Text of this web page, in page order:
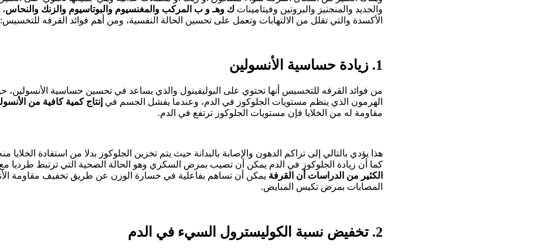
والحديد والمنجنيز والبروتين وفيتامينات ك وهـ و ب المركب والمغنسيوم والبوتاسيوم والزنك والنحاس
الأكسدة والتي تقلل من الالتهابات وتعمل على تحسين الحالة النفسية، ومن أهم فوائد القرفه للتخسيس:
1. زيادة حساسية الأنسولين
من فوائد القرفه للتخسيس أنها تحتوي على البوليفينول والذي يساعد في تحسين حساسية الأنسولين،
الهرمون الذي ينظم مستويات الجلوكوز في الدم، وعندما يفشل الجسم في إنتاج كمية كافية من
مقاومة له من الخلايا فإن مستويات الجلوكوز ترتفع في الدم.
هذا يؤدي بالتالي إلى تراكم الدهون والإصابة بالبدانة حيث يتم تخزين الجلوكوز بدلا من استفادة الخلايا
كما أن زيادة الجلوكوز في الدم يمكن أن تصيب بمرض السكري وهو الحالة الصحية التي ترتبط طرديا مع
الكثير من الدراسات أن القرفة يمكن أن تساهم بفاعلية في خسارة الوزن عن طريق تخفيف مقاومة
المصابات بمرض تكيس المبايض.
2. تخفيض نسبة الكوليسترول السيء في الدم